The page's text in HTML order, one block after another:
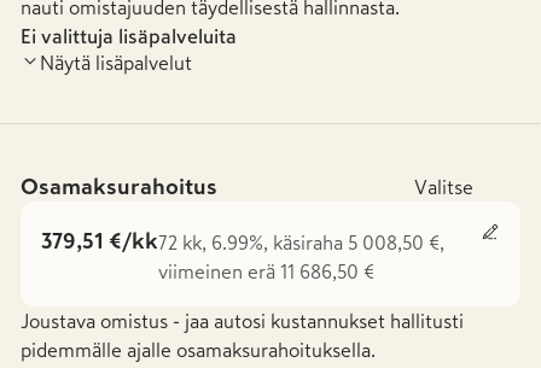
nauti omistajuuden täydellisestä hallinnasta.
Ei valittuja lisäpalveluita
Näytä lisäpalvelut
Osamaksurahoitus Valitse
379,51 €/kk72 kk, 6.99%, käsiraha 5 008,50 €,
viimeinen erä 11 686,50 €
Joustava omistus - jaa autosi kustannukset hallitusti
pidemmälle ajalle osamaksurahoituksella.